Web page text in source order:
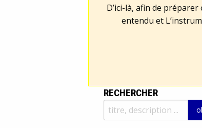
D’ici-là, afin de
entendu et
RECHERCHER